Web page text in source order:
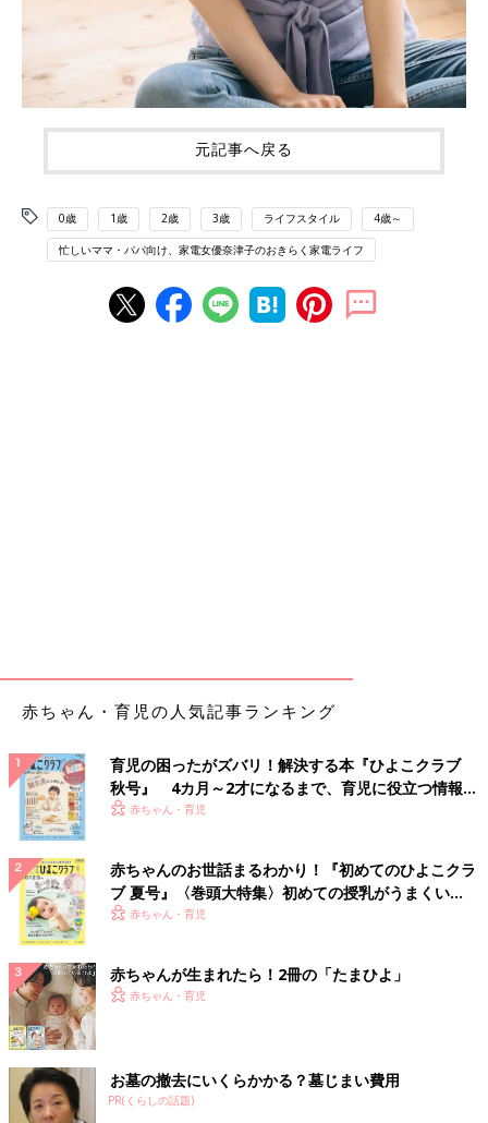
元記事へ戻る
0歳 1歳 2歳 3歳 ライフスタイル 4歳～
忙しいママ・パパ向け、家電女優奈津子のおきらく家電ライフ
赤ちゃん・育児の人気記事ランキング
育児の困ったがズバリ！解決する本『ひよこクラブ
秋号』 4カ月～2才になるまで、育児に役立つ情報が
いっぱい！
赤ちゃん・育児
赤ちゃんのお世話まるわかり！『初めてのひよこクラ
ブ 夏号』〈巻頭大特集〉初めての授乳がうまくい
く！ おっぱい・ミルクの基本と夏のトラブル 解決テ
赤ちゃん・育児
赤ちゃんが生まれたら！2冊の「たまひよ」
赤ちゃん・育児
お墓の撤去にいくらかかる？墓じまい費用
PR(くらしの話題)